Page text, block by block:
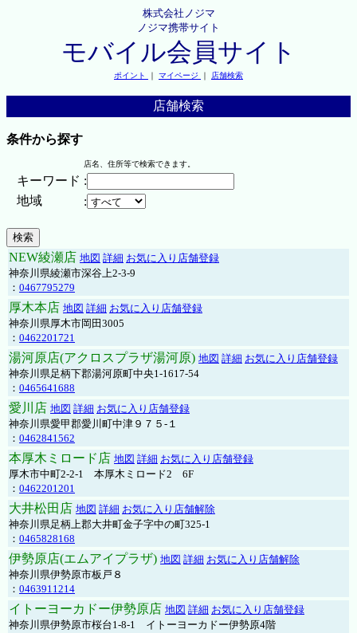
株式会社ノジマ
ノジマ携帯サイト
モバイル会員サイト
ポイント ｜ マイページ ｜ 店舗検索
店舗検索
条件から探す
店名、住所等で検索できます。
キーワード :
地域
:
NEW綾瀬店 地図 詳細 お気に入り店舗登録
神奈川県綾瀬市深谷上2-3-9
： 0467795279
厚木本店 地図 詳細 お気に入り店舗登録
神奈川県厚木市岡田3005
： 0462201721
湯河原店(アクロスプラザ湯河原) 地図 詳細 お気に入り店舗登録
神奈川県足柄下郡湯河原町中央1-1617-54
： 0465641688
愛川店 地図 詳細 お気に入り店舗登録
神奈川県愛甲郡愛川町中津９７５-１
： 0462841562
本厚木ミロード店 地図 詳細 お気に入り店舗登録
厚木市中町2-2-1 本厚木ミロード2 6F
： 0462201201
大井松田店 地図 詳細 お気に入り店舗解除
神奈川県足柄上郡大井町金子字中の町325-1
： 0465828168
伊勢原店(エムアイプラザ) 地図 詳細 お気に入り店舗解除
神奈川県伊勢原市板戸８
： 0463911214
イトーヨーカドー伊勢原店 地図 詳細 お気に入り店舗登録
神奈川県伊勢原市桜台1-8-1 イトーヨーカドー伊勢原4階